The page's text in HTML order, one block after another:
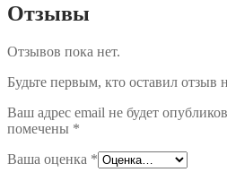
Отзывы
Отзывов пока нет.
Будьте первым, кто оставил отзыв
Ваш адрес email не будет
помечены *
Ваша оценка *